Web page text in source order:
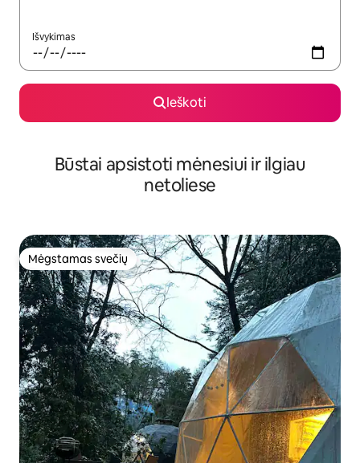
Išvykimas
Ieškoti
Būstai apsistoti mėnesiui ir ilgiau
netoliese
Mėgstamas svečių
Mėgstamas svečių